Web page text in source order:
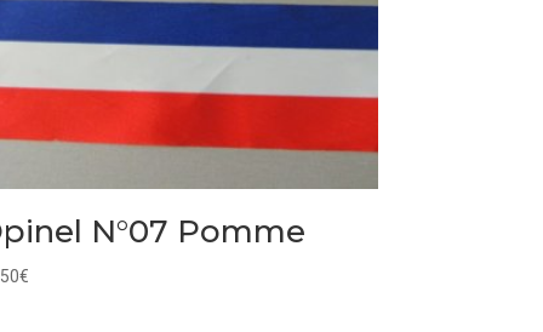
N°07 Pomme
€